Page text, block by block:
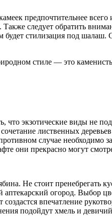
предпочтительнее
Также следует обратить
стилизация под шалаш.
стиле — это
экзотические виды не
лиственных
случае необходимо
они прекрасно могут
Не стоит пренебрегать
огород. Выбор
создастся впечатление
подойдут хмель и